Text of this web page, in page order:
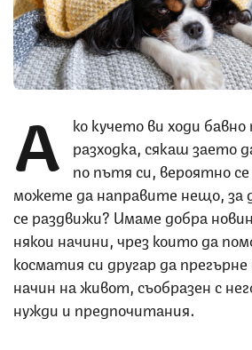
А
ко кучето ви ходи
разходка, сякаш заето
по пътя си, вероятно
можете да направите нещо, за
се раздвижи? Имаме добра
някои начини, чрез които да
косматия си другар да
начин на живот, съобразен с
нужди и предпочитания.